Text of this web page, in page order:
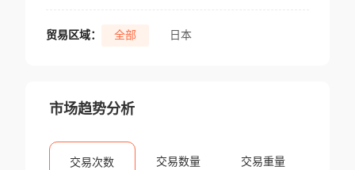
贸易区域： 全部 日本
市场趋势分析
交易次数 交易数量 交易重量